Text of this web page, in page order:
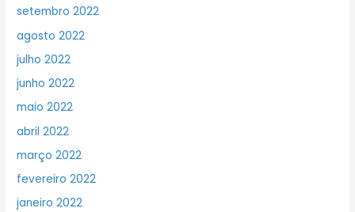
setembro 2022
agosto 2022
julho 2022
junho 2022
maio 2022
abril 2022
março 2022
fevereiro 2022
janeiro 2022